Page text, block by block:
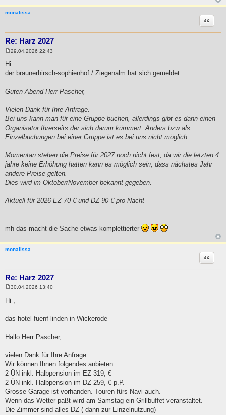
monalissa
Re: Harz 2027
Zitat
t
g
29.04.2026 22:43
Hi
der braunerhirsch-sophienhof / Ziegenalm hat sich gemeldet
Guten Abend Herr Pascher,
Vielen Dank für Ihre Anfrage.
Bei uns kann man für eine Gruppe buchen, allerdings gibt es dann einen
Organisator Ihrerseits der sich darum kümmert. Anders bzw als
Einzelbuchungen bei einer Gruppe ist es bei uns nicht möglich.
Momentan stehen die Preise für 2027 noch nicht fest, da wir die letzten 4
jahre keine Erhöhung hatten kann es möglich sein, dass nächstes Jahr
andere Preise gelten.
Dies wird im Oktober/November bekannt gegeben.
Aktuell für 2026 EZ 70 € und DZ 90 € pro Nacht
mh das macht die Sache etwas komplettierter
monalissa
Re: Harz 2027
Zitat
a
30.04.2026 13:40
Hi ,
das hotel-fuenf-linden in Wickerode
Hallo Herr Pascher,
vielen Dank für Ihre Anfrage.
Wir können Ihnen folgendes anbieten….
2 ÜN inkl. Halbpension im EZ 319,-€
2 ÜN inkl. Halbpension im DZ 259,-€ p.P.
Grosse Garage ist vorhanden. Touren fürs Navi auch.
Wenn das Wetter paßt wird am Samstag ein Grillbuffet veranstaltet.
Die Zimmer sind alles DZ ( dann zur Einzelnutzung)